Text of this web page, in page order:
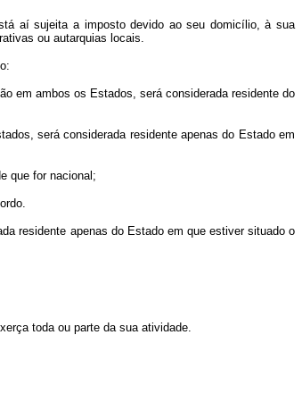
aí sujeita a imposto devido ao seu domicílio, à sua
ou autarquias locais.
em ambos os Estados, será considerada residente do
será considerada residente apenas do Estado em
que for nacional;
residente apenas do Estado em que estiver situado o
toda ou parte da sua atividade.